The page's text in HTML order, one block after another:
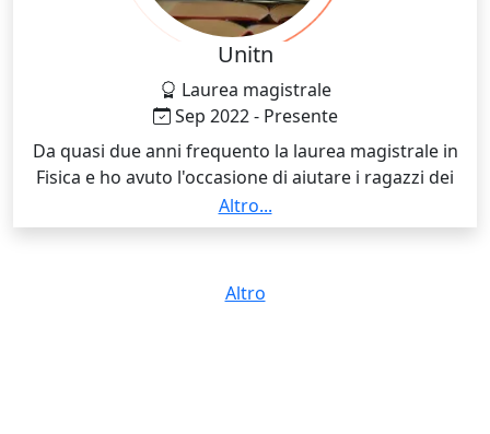
Unitn
Laurea magistrale
Sep 2022 - Presente
Da quasi due anni frequento la laurea magistrale in
Fisica e ho avuto l'occasione di aiutare i ragazzi dei
primi anni di università con delle attività di tutor
promosse dall'università stessa, dove ho potuto
Altro...
Altro